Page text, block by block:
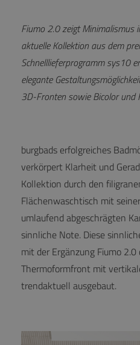
Fiumo 2.0 zeigt Minimalismus
aktuelle Kollektion aus dem
Schnelllieferprogramm sys10
elegante
3D-Fronten sowie Bicolor und
burgbads erfolgreiches
verkörpert Klarheit und
Kollektion durch den
Flächenwaschtisch mit
umlaufend abgeschrägten
sinnliche Note. Diese
mit der Ergänzung Fiumo
Thermoformfront mit
trendaktuell ausgebaut.